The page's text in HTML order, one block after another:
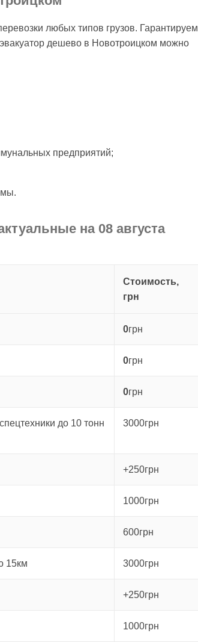
любых типов грузов. Гарантируем
дешево в Новотроицком можно
предприятий;
на 08 августа
Стоимость,
грн
0грн
0грн
0грн
до 10 тонн
3000грн
+250грн
1000грн
600грн
15км 3000грн
+250грн
1000грн